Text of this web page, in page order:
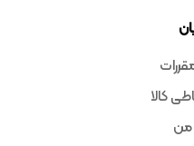
کالا